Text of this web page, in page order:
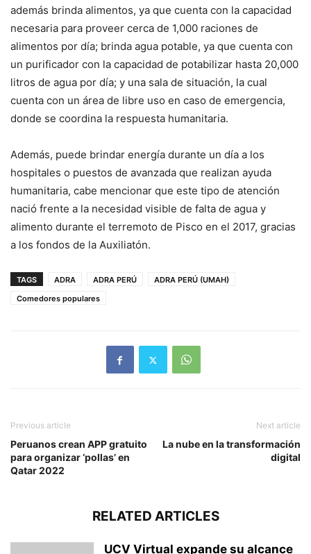
además brinda alimentos, ya que cuenta con la capacidad
necesaria para proveer cerca de 1,000 raciones de
alimentos por día; brinda agua potable, ya que cuenta con
un purificador con la capacidad de potabilizar hasta 20,000
litros de agua por día; y una sala de situación, la cual
cuenta con un área de libre uso en caso de emergencia,
donde se coordina la respuesta humanitaria.
Además, puede brindar energía durante un día a los
hospitales o puestos de avanzada que realizan ayuda
humanitaria, cabe mencionar que este tipo de atención
nació frente a la necesidad visible de falta de agua y
alimento durante el terremoto de Pisco en el 2017, gracias
a los fondos de la Auxiliatón.
TAGS ADRA ADRA PERÚ
ADRA PERÚ (UMAH)
Comedores populares
Previous article
Peruanos crean APP gratuito
para organizar ‘pollas’ en
Qatar 2022
Next article
La nube en la transformación
digital
RELATED ARTICLES
UCV Virtual expande su alcance